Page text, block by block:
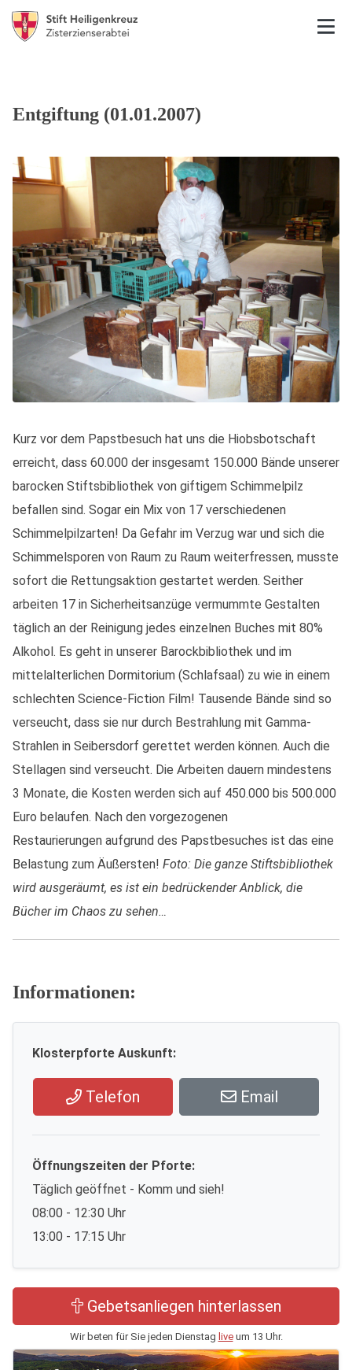
Entgiftung (01.01.2007)
Kurz vor dem Papstbesuch hat uns die Hiobsbotschaft
erreicht, dass 60.000 der insgesamt 150.000 Bände unserer
barocken Stiftsbibliothek von giftigem Schimmelpilz
befallen sind. Sogar ein Mix von 17 verschiedenen
Schimmelpilzarten! Da Gefahr im Verzug war und sich die
Schimmelsporen von Raum zu Raum weiterfressen, musste
sofort die Rettungsaktion gestartet werden. Seither
arbeiten 17 in Sicherheitsanzüge vermummte Gestalten
täglich an der Reinigung jedes einzelnen Buches mit 80%
Alkohol. Es geht in unserer Barockbibliothek und im
mittelalterlichen Dormitorium (Schlafsaal) zu wie in einem
schlechten Science-Fiction Film! Tausende Bände sind so
verseucht, dass sie nur durch Bestrahlung mit Gamma-
Strahlen in Seibersdorf gerettet werden können. Auch die
Stellagen sind verseucht. Die Arbeiten dauern mindestens
3 Monate, die Kosten werden sich auf 450.000 bis 500.000
Euro belaufen. Nach den vorgezogenen
Restaurierungen aufgrund des Papstbesuches ist das eine
Belastung zum Äußersten! Foto: Die ganze Stiftsbibliothek
wird ausgeräumt, es ist ein bedrückender Anblick, die
Bücher im Chaos zu sehen…
Informationen:
Klosterpforte Auskunft:
Telefon Email
Öffnungszeiten der Pforte:
Täglich geöffnet - Komm und sieh!
08:00 - 12:30 Uhr
13:00 - 17:15 Uhr
Gebetsanliegen hinterlassen
Wir beten für Sie jeden Dienstag liveum 13 Uhr.